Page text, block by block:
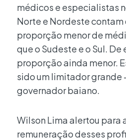
médicos e especialistas
Norte e Nordeste contam
proporção menor de
que o Sudeste e o Sul.
proporção ainda menor.
sido um limitador grande
governador baiano.
Wilson Lima alertou para
remuneração desses